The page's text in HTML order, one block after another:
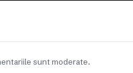
sunt moderate.